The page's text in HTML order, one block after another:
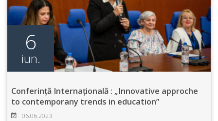
6
iun.
Conferință Internațională : „Innovative approche
to contemporany trends in education”
06.06.2023